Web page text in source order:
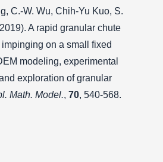
C.-W. Wu, Chih-Yu Kuo, S.
A rapid granular chute
on a small fixed
modeling, experimental
exploration of granular
Math. Model., 70, 540-568.